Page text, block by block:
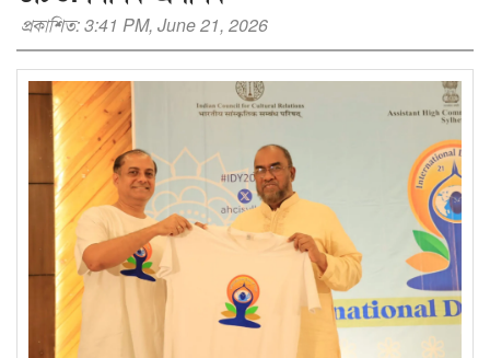
প্রকাশিত: 3:41 PM, June 21, 2026